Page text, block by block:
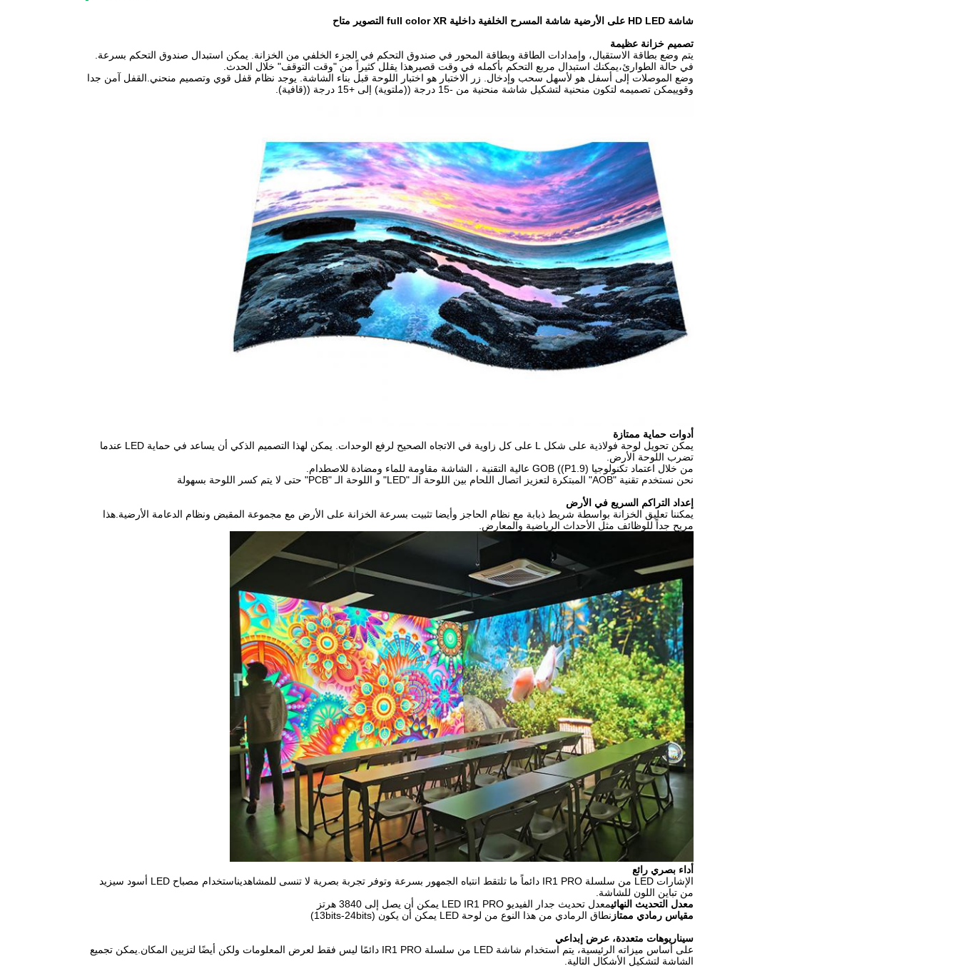
شاشة HD LED على الأرضية شاشة المسرح الخلفية داخلية full color XR التصوير متاح
تصميم خزانة عظيمة
يتم وضع بطاقة الاستقبال، وإمدادات الطاقة وبطاقة المحور في صندوق التحكم في الجزء الخلفي من الخزانة. يمكن استبدال صندوق التحكم بسرعة.
في حالة الطوارئ،يمكنك استبدال مربع التحكم بأكمله في وقت قصيرهذا يقلل كثيراً من "وقت التوقف" خلال الحدث.
وضع الموصلات إلى أسفل هو لأسهل سحب وإدخال. زر الاختبار هو اختبار اللوحة قبل بناء الشاشة. يوجد نظام قفل قوي وتصميم منحني.القفل آمن جدا
وقوييمكن تصميمه لتكون منحنية لتشكيل شاشة منحنية من -15 درجة ((ملتوية) إلى +15 درجة ((قافية).
أدوات حماية ممتازة
يمكن تحويل لوحة فولاذية على شكل L على كل زاوية في الاتجاه الصحيح لرفع الوحدات. يمكن لهذا التصميم الذكي أن يساعد في حماية LED عندما
تضرب اللوحة الأرض.
من خلال اعتماد تكنولوجيا GOB ((P1.9) عالية التقنية ، الشاشة مقاومة للماء ومضادة للاصطدام.
نحن نستخدم تقنية "AOB" المبتكرة لتعزيز اتصال اللحام بين اللوحة الـ "LED" و اللوحة الـ "PCB" حتى لا يتم كسر اللوحة بسهولة
إعداد التراكم السريع في الأرض
يمكننا تعليق الخزانة بواسطة شريط ذبابة مع نظام الحاجز وأيضا تثبيت بسرعة الخزانة على الأرض مع مجموعة المقبض ونظام الدعامة الأرضية.هذا
مريح جداً للوظائف مثل الأحداث الرياضية والمعارض.
أداء بصري رائع
الإشارات LED من سلسلة IR1 PRO دائماً ما تلتقط انتباه الجمهور بسرعة وتوفر تجربة بصرية لا تنسى للمشاهديناستخدام مصباح LED أسود سيزيد
من تباين اللون للشاشة.
معدل التحديث النهائيمعدل تحديث جدار الفيديو LED IR1 PRO يمكن أن يصل إلى 3840 هرتز
مقياس رمادي ممتاز نطاق الرمادي من هذا النوع من لوحة LED يمكن أن يكون (13bits-24bits)
سيناريوهات متعددة، عرض إبداعي
على أساس ميزاته الرئيسية، يتم استخدام شاشة LED من سلسلة IR1 PRO دائمًا ليس فقط لعرض المعلومات ولكن أيضًا لتزيين المكان.يمكن تجميع
الشاشة لتشكيل الأشكال التالية.